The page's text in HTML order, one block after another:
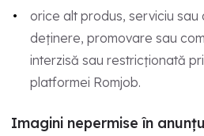
orice alt produs, serviciu sau
deținere, promovare sau
interzisă sau restricționată
platformei Romjob.
Imagini nepermise în